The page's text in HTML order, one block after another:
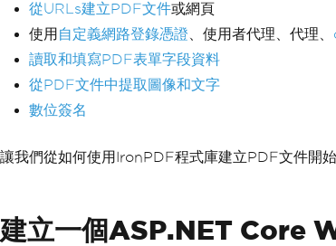
從URLs建立PDF文件或網頁
使用 自定義網路登錄憑證 、使用者代理、代理、
讀取和填寫PDF表單字段資料
從PDF文件中提取圖像和文字
數位簽名
讓我們從如何使用IronPDF程式庫建立PDF文件開始
建立一個ASP.NET Core